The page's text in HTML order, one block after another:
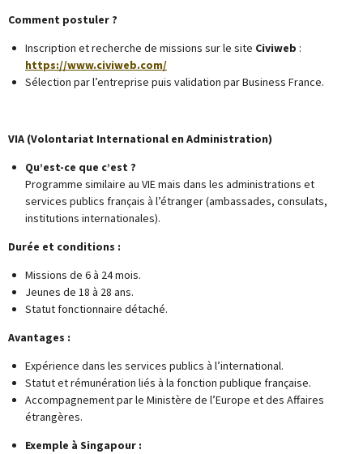
Comment postuler ?
Inscription et recherche de missions sur le site Civiweb :
https://www.civiweb.com/
Sélection par l’entreprise puis validation par Business France.
VIA (Volontariat International en Administration)
Qu’est-ce que c’est ?
Programme similaire au VIE mais dans les administrations et
services publics français à l’étranger (ambassades, consulats,
institutions internationales).
Durée et conditions :
Missions de 6 à 24 mois.
Jeunes de 18 à 28 ans.
Statut fonctionnaire détaché.
Avantages :
Expérience dans les services publics à l’international.
Statut et rémunération liés à la fonction publique française.
Accompagnement par le Ministère de l’Europe et des Affaires
étrangères.
Exemple à Singapour :